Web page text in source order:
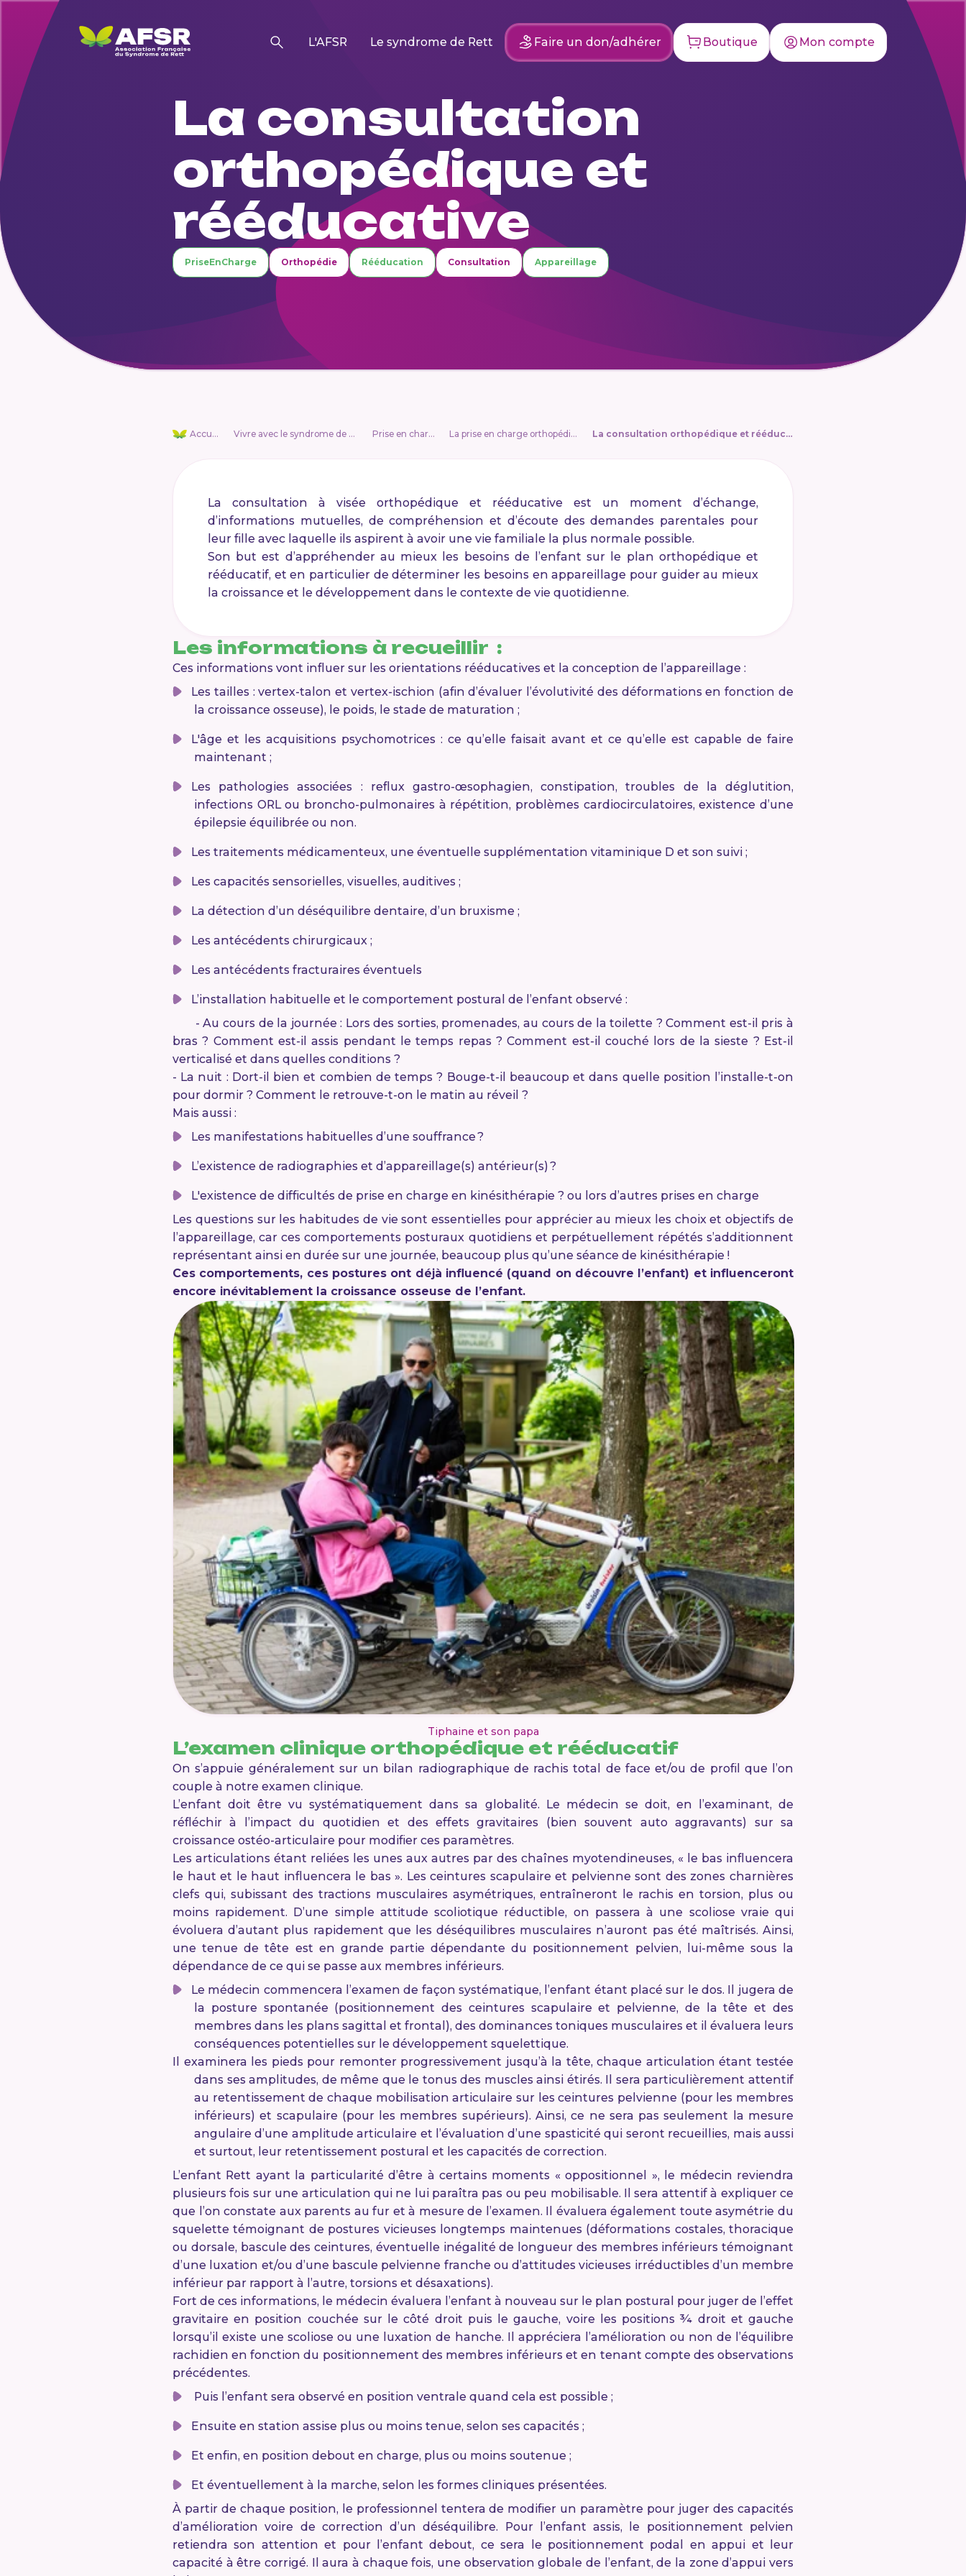
L'AFSR Le syndrome de Rett Faire un don/adhérer Boutique Mon compte
La consultation
orthopédique et
rééducative
PriseEnCharge Orthopédie Rééducation Consultation Appareillage
Accueil Vivre avec le syndrome de Rett Prise en charge La prise en charge orthopédique La consultation orthopédique et rééducative
La consultation à visée orthopédique et rééducative est un moment d’échange,
d’informations mutuelles, de compréhension et d’écoute des demandes parentales pour
leur fille avec laquelle ils aspirent à avoir une vie familiale la plus normale possible.
Son but est d’appréhender au mieux les besoins de l’enfant sur le plan orthopédique et
rééducatif, et en particulier de déterminer les besoins en appareillage pour guider au mieux
la croissance et le développement dans le contexte de vie quotidienne.
Les informations à recueillir :
Ces informations vont influer sur les orientations rééducatives et la conception de l’appareillage :
Les tailles : vertex-talon et vertex-ischion (afin d’évaluer l’évolutivité des déformations en fonction de
la croissance osseuse), le poids, le stade de maturation ;
L'âge et les acquisitions psychomotrices : ce qu’elle faisait avant et ce qu’elle est capable de faire
maintenant ;
Les pathologies associées : reflux gastro-œsophagien, constipation, troubles de la déglutition,
infections ORL ou broncho-pulmonaires à répétition, problèmes cardiocirculatoires, existence d’une
épilepsie équilibrée ou non.
Les traitements médicamenteux, une éventuelle supplémentation vitaminique D et son suivi ;
Les capacités sensorielles, visuelles, auditives ;
La détection d’un déséquilibre dentaire, d’un bruxisme ;
Les antécédents chirurgicaux ;
Les antécédents fracturaires éventuels
L’installation habituelle et le comportement postural de l’enfant observé :
- Au cours de la journée : Lors des sorties, promenades, au cours de la toilette ? Comment est-il pris à
bras ? Comment est-il assis pendant le temps repas ? Comment est-il couché lors de la sieste ? Est-il
verticalisé et dans quelles conditions ?
- La nuit : Dort-il bien et combien de temps ? Bouge-t-il beaucoup et dans quelle position l’installe-t-on
pour dormir ? Comment le retrouve-t-on le matin au réveil ?
Mais aussi :
Les manifestations habituelles d’une souffrance ?
L’existence de radiographies et d’appareillage(s) antérieur(s) ?
L'existence de difficultés de prise en charge en kinésithérapie ? ou lors d’autres prises en charge
Les questions sur les habitudes de vie sont essentielles pour apprécier au mieux les choix et objectifs de
l’appareillage, car ces comportements posturaux quotidiens et perpétuellement répétés s’additionnent
représentant ainsi en durée sur une journée, beaucoup plus qu’une séance de kinésithérapie !
Ces comportements, ces postures ont déjà influencé (quand on découvre l’enfant) et influenceront
encore inévitablement la croissance osseuse de l’enfant.
Tiphaine et son papa
L’examen clinique orthopédique et rééducatif
On s’appuie généralement sur un bilan radiographique de rachis total de face et/ou de profil que l’on
couple à notre examen clinique.
L’enfant doit être vu systématiquement dans sa globalité. Le médecin se doit, en l’examinant, de
réfléchir à l’impact du quotidien et des effets gravitaires (bien souvent auto aggravants) sur sa
croissance ostéo-articulaire pour modifier ces paramètres.
Les articulations étant reliées les unes aux autres par des chaînes myotendineuses, « le bas influencera
le haut et le haut influencera le bas ». Les ceintures scapulaire et pelvienne sont des zones charnières
clefs qui, subissant des tractions musculaires asymétriques, entraîneront le rachis en torsion, plus ou
moins rapidement. D’une simple attitude scoliotique réductible, on passera à une scoliose vraie qui
évoluera d’autant plus rapidement que les déséquilibres musculaires n’auront pas été maîtrisés. Ainsi,
une tenue de tête est en grande partie dépendante du positionnement pelvien, lui-même sous la
dépendance de ce qui se passe aux membres inférieurs.
Le médecin commencera l’examen de façon systématique, l’enfant étant placé sur le dos. Il jugera de
la posture spontanée (positionnement des ceintures scapulaire et pelvienne, de la tête et des
membres dans les plans sagittal et frontal), des dominances toniques musculaires et il évaluera leurs
conséquences potentielles sur le développement squelettique.
Il examinera les pieds pour remonter progressivement jusqu’à la tête, chaque articulation étant testée
dans ses amplitudes, de même que le tonus des muscles ainsi étirés. Il sera particulièrement attentif
au retentissement de chaque mobilisation articulaire sur les ceintures pelvienne (pour les membres
inférieurs) et scapulaire (pour les membres supérieurs). Ainsi, ce ne sera pas seulement la mesure
angulaire d’une amplitude articulaire et l’évaluation d’une spasticité qui seront recueillies, mais aussi
et surtout, leur retentissement postural et les capacités de correction.
L’enfant Rett ayant la particularité d’être à certains moments « oppositionnel », le médecin reviendra
plusieurs fois sur une articulation qui ne lui paraîtra pas ou peu mobilisable. Il sera attentif à expliquer ce
que l’on constate aux parents au fur et à mesure de l’examen. Il évaluera également toute asymétrie du
squelette témoignant de postures vicieuses longtemps maintenues (déformations costales, thoracique
ou dorsale, bascule des ceintures, éventuelle inégalité de longueur des membres inférieurs témoignant
d’une luxation et/ou d’une bascule pelvienne franche ou d’attitudes vicieuses irréductibles d’un membre
inférieur par rapport à l’autre, torsions et désaxations).
Fort de ces informations, le médecin évaluera l’enfant à nouveau sur le plan postural pour juger de l’effet
gravitaire en position couchée sur le côté droit puis le gauche, voire les positions ¾ droit et gauche
lorsqu’il existe une scoliose ou une luxation de hanche. Il appréciera l’amélioration ou non de l’équilibre
rachidien en fonction du positionnement des membres inférieurs et en tenant compte des observations
précédentes.
Puis l’enfant sera observé en position ventrale quand cela est possible ;
Ensuite en station assise plus ou moins tenue, selon ses capacités ;
Et enfin, en position debout en charge, plus ou moins soutenue ;
Et éventuellement à la marche, selon les formes cliniques présentées.
À partir de chaque position, le professionnel tentera de modifier un paramètre pour juger des capacités
d’amélioration voire de correction d’un déséquilibre. Pour l’enfant assis, le positionnement pelvien
retiendra son attention et pour l’enfant debout, ce sera le positionnement podal en appui et leur
capacité à être corrigé. Il aura à chaque fois, une observation globale de l’enfant, de la zone d’appui vers